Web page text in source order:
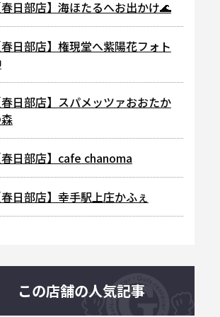
春日部店】海ほたるへお出かけ🌊
春日部店】権現堂へ紫陽花フォト
春日部店】スパメッツァおおたか
春日部店】cafe chanoma
春日部店】幸手駅上庄かふぇ
この店舗の人気記事